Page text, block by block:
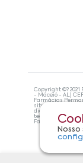
Copyright ©? 2021
- Maceió - AL|
Farmácias
site não devem
diagnosticar
tecnologias mais
Farmácias